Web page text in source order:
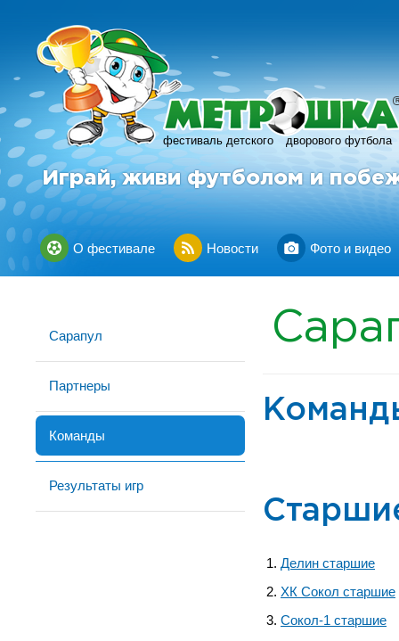
фестиваль детского дворового футбола
R
Играй, живи футболом и
О фестивале Новости Фото и видео
Сарапул
Партнеры
Команды
Результаты игр
Делин старшие
ХК Сокол старшие
Сокол-1 старшие